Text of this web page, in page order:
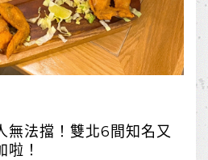
無法擋！雙北6間知名又
！